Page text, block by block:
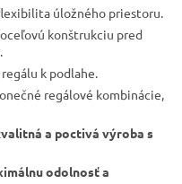
úložného priestoru.
konštrukciu pred
k podlahe.
regálové kombinácie,
a poctivá výroba s
odolnosť a